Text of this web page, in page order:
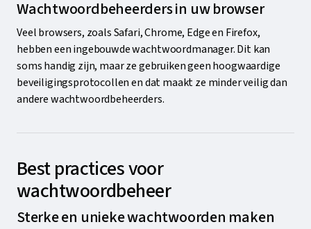
Wachtwoordbeheerders in uw browser
Veel browsers, zoals Safari, Chrome, Edge en Firefox,
hebben een ingebouwde wachtwoordmanager. Dit kan
soms handig zijn, maar ze gebruiken geen hoogwaardige
beveiligingsprotocollen en dat maakt ze minder veilig dan
andere wachtwoordbeheerders.
Best practices voor
wachtwoordbeheer
Sterke en unieke wachtwoorden maken